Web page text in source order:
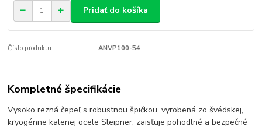
Pridať do košíka
Číslo produktu: ANVP100-54
Kompletné špecifikácie
Vysoko rezná čepeľ s robustnou špičkou, vyrobená zo švédskej,
kryogénne kalenej ocele Sleipner, zaisťuje pohodlné a bezpečné